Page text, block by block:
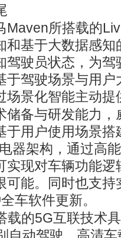
Maven所搭载的
和基于大数据感知
驾驶员状态，为驾
于驾驶场景与用户
场景化智能主动提
储备与研发能力
于用户使用场景搭
器架构，通过高
实现对车辆功能
可能。同时也支
车软件更新。
载的5G互联技术